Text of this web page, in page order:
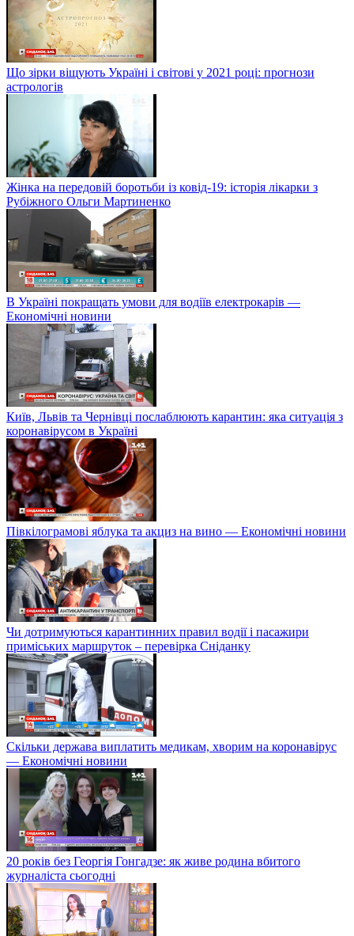
Що зірки віщують Україні і світові у 2021 році: прогнози
астрологів
Жінка на передовій боротьби із ковід-19: історія лікарки з
Рубіжного Ольги Мартиненко
В Україні покращать умови для водіїв електрокарів —
Економічні новини
Київ, Львів та Чернівці послаблюють карантин: яка ситуація з
коронавірусом в Україні
Півкілограмові яблука та акциз на вино — Економічні новини
Чи дотримуються карантинних правил водії і пасажири
приміських маршруток – перевірка Сніданку
Скільки держава виплатить медикам, хворим на коронавірус
— Економічні новини
20 років без Георгія Гонгадзе: як живе родина вбитого
журналіста сьогодні